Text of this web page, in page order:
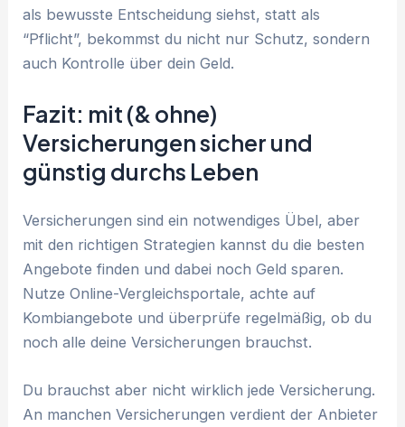
als bewusste Entscheidung siehst, statt als
“Pflicht”, bekommst du nicht nur Schutz, sondern
auch Kontrolle über dein Geld.
Fazit: mit (& ohne)
Versicherungen sicher und
günstig durchs Leben
Versicherungen sind ein notwendiges Übel, aber
mit den richtigen Strategien kannst du die besten
Angebote finden und dabei noch Geld sparen.
Nutze Online-Vergleichsportale, achte auf
Kombiangebote und überprüfe regelmäßig, ob du
noch alle deine Versicherungen brauchst.
Du brauchst aber nicht wirklich jede Versicherung.
An manchen Versicherungen verdient der Anbieter